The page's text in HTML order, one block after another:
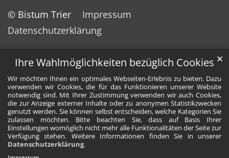
Ihre Wahlmöglichkeiten bezüglich Cookies
Wir möchten Ihnen ein optimales Webseiten-Erlebnis zu bieten. Dazu
verwenden wir Cookies, die für das Funktionieren unserer Website
notwendig sind. Mit Ihrer Zustimmung verwenden wir auch Cookies,
die zur Anzeige externer Inhalte oder zu anonymen Statistikzwecken
genutzt werden. Sie können selbst entscheiden, welche Kategorien Sie
zulassen möchten. Bitte beachten Sie, dass auf Basis Ihrer
Einstellungen womöglich nicht mehr alle Funktionalitäten der Seite zur
Verfügung stehen. Weitere Informationen finden Sie in unserer
Datenschutzerklärung.
✕
© Bistum Trier
Impressum
Datenschutzerklärung